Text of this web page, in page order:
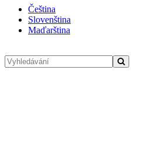
Čeština
Slovenština
Maďarština